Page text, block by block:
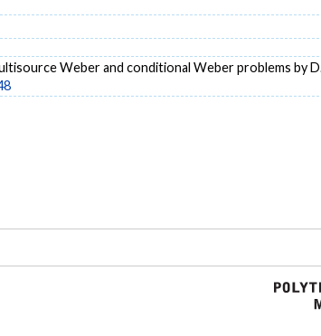
Weber and conditional Weber problems by